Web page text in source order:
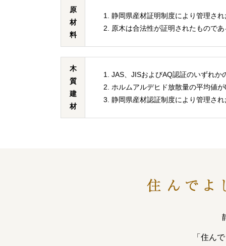
原
材
料
静岡県産材証明制度により管理さ
原木は合法性が証明されたもので
木
質
建
材
JAS、JISおよびAQ認証のいずれ
ホルムアルデヒド放散量の平均値
静岡県産材認証制度により管理さ
「住ん